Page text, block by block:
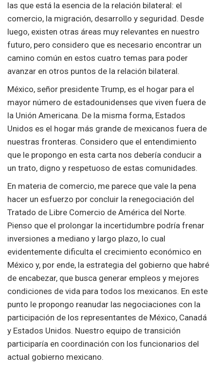
las que está la esencia de la relación bilateral: el
comercio, la migración, desarrollo y seguridad. Desde
luego, existen otras áreas muy relevantes en nuestro
futuro, pero considero que es necesario encontrar un
camino común en estos cuatro temas para poder
avanzar en otros puntos de la relación bilateral.
México, señor presidente Trump, es el hogar para el
mayor número de estadounidenses que viven fuera de
la Unión Americana. De la misma forma, Estados
Unidos es el hogar más grande de mexicanos fuera de
nuestras fronteras. Considero que el entendimiento
que le propongo en esta carta nos debería conducir a
un trato, digno y respetuoso de estas comunidades.
En materia de comercio, me parece que vale la pena
hacer un esfuerzo por concluir la renegociación del
Tratado de Libre Comercio de América del Norte.
Pienso que el prolongar la incertidumbre podría frenar
inversiones a mediano y largo plazo, lo cual
evidentemente dificulta el crecimiento económico en
México y, por ende, la estrategia del gobierno que habré
de encabezar, que busca generar empleos y mejores
condiciones de vida para todos los mexicanos. En este
punto le propongo reanudar las negociaciones con la
participación de los representantes de México, Canadá
y Estados Unidos. Nuestro equipo de transición
participaría en coordinación con los funcionarios del
actual gobierno mexicano.